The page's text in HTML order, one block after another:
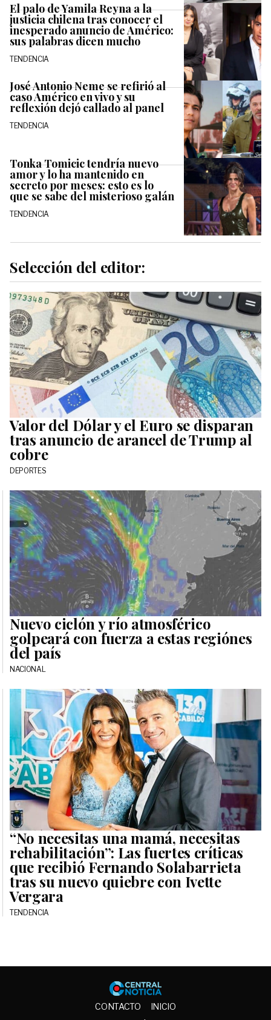
El palo de Yamila Reyna a la
justicia chilena tras conocer el
inesperado anuncio de Américo:
sus palabras dicen mucho
TENDENCIA
José Antonio Neme se refirió al
caso Américo en vivo y su
reflexión dejó callado al panel
TENDENCIA
Tonka Tomicic tendría nuevo
amor y lo ha mantenido en
secreto por meses: esto es lo
que se sabe del misterioso galán
TENDENCIA
Selección del editor:
Valor del Dólar y el Euro se disparan
tras anuncio de arancel de Trump al
cobre
DEPORTES
Nuevo ciclón y río atmosférico
golpeará con fuerza a estas regiónes
del país
NACIONAL
“No necesitas una mamá, necesitas
rehabilitación”: Las fuertes críticas
que recibió Fernando Solabarrieta
tras su nuevo quiebre con Ivette
Vergara
TENDENCIA
Central
CONTACTO INICIO